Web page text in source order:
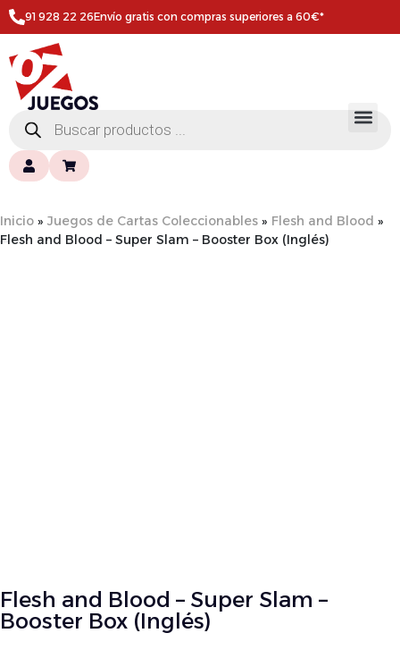
91 928 22 26Envío gratis con compras superiores a 60€*
Inicio » Juegos de Cartas Coleccionables » Flesh and Blood »
Flesh and Blood – Super Slam – Booster Box (Inglés)
Flesh and Blood – Super Slam –
Booster Box (Inglés)